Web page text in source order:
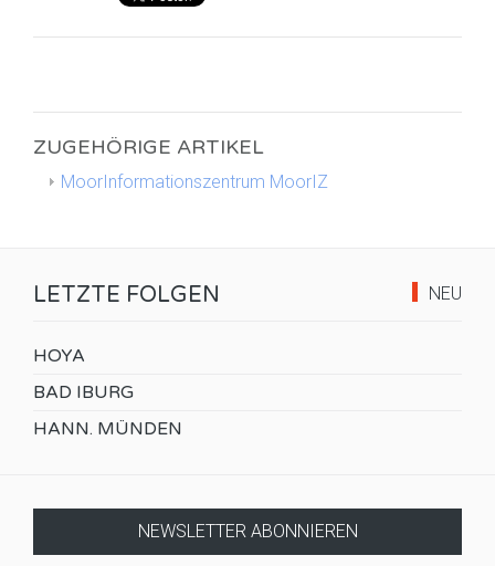
ZUGEHÖRIGE ARTIKEL
MoorInformationszentrum MoorIZ
NEU
LETZTE FOLGEN
HOYA
BAD IBURG
HANN. MÜNDEN
NEWSLETTER ABONNIEREN